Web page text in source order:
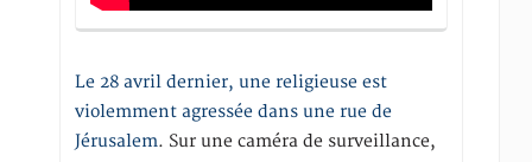
Le 28 avril dernier, une religieuse est
violemment agressée dans une rue de
Jérusalem. Sur une caméra de surveillance,